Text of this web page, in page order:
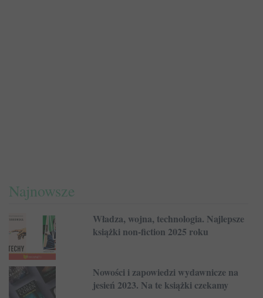
Najnowsze
Władza, wojna, technologia. Najlepsze
książki non-fiction 2025 roku
Nowości i zapowiedzi wydawnicze na
jesień 2023. Na te książki czekamy